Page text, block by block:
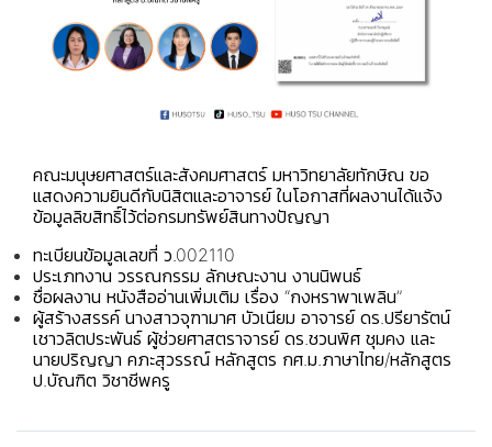
คณะมนุษยศาสตร์และสังคมศาสตร์ มหาวิทยาลัยทักษิณ ขอ
แสดงความยินดีกับนิสิตและอาจารย์ ในโอกาสที่ผลงานได้แจ้ง
ข้อมูลลิขสิทธิ์ไว้ต่อกรมทรัพย์สินทางปัญญา
ทะเบียนข้อมูลเลขที่ ว.002110
ประเภทงาน วรรณกรรม ลักษณะงาน งานนิพนธ์
ชื่อผลงาน หนังสืออ่านเพิ่มเติม เรื่อง “กงหราพาเพลิน”
ผู้สร้างสรรค์ นางสาวจุฑามาศ บัวเนียม อาจารย์ ดร.ปรียารัตน์
เชาวลิตประพันธ์ ผู้ช่วยศาสตราจารย์ ดร.ชวนพิศ ชุมคง และ
นายปริญญา คภะสุวรรณ์ หลักสูตร กศ.ม.ภาษาไทย/หลักสูตร
ป.บัณฑิต วิชาชีพครู